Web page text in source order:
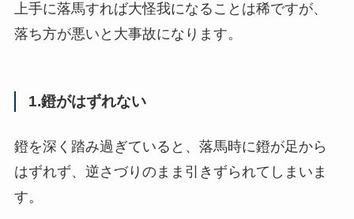
上手に落馬すれば大怪我になることは稀ですが、
落ち方が悪いと大事故になります。
1.鐙がはずれない
鐙を深く踏み過ぎていると、落馬時に鐙が足から
はずれず、逆さづりのまま引きずられてしまいま
す。